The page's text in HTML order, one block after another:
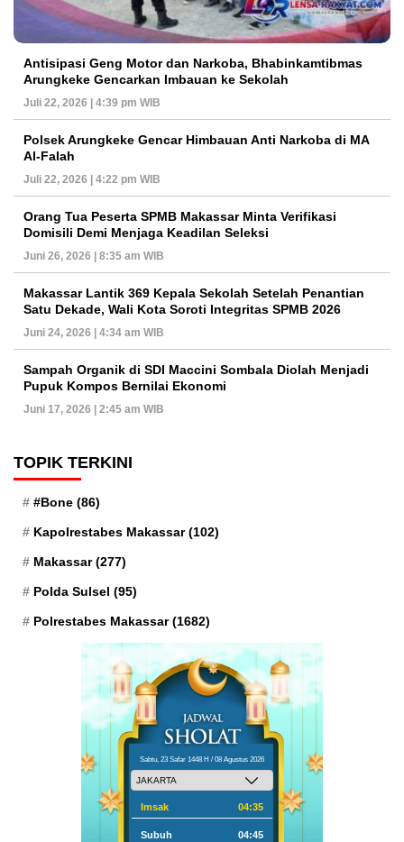
Antisipasi Geng Motor dan Narkoba, Bhabinkamtibmas
Arungkeke Gencarkan Imbauan ke Sekolah
Juli 22, 2026 | 4:39 pm WIB
Polsek Arungkeke Gencar Himbauan Anti Narkoba di MA
Al-Falah
Juli 22, 2026 | 4:22 pm WIB
Orang Tua Peserta SPMB Makassar Minta Verifikasi
Domisili Demi Menjaga Keadilan Seleksi
Juni 26, 2026 | 8:35 am WIB
Makassar Lantik 369 Kepala Sekolah Setelah Penantian
Satu Dekade, Wali Kota Soroti Integritas SPMB 2026
Juni 24, 2026 | 4:34 am WIB
Sampah Organik di SDI Maccini Sombala Diolah Menjadi
Pupuk Kompos Bernilai Ekonomi
Juni 17, 2026 | 2:45 am WIB
TOPIK TERKINI
#Bone (86)
Kapolrestabes Makassar(102)
Makassar(277)
Polda Sulsel (95)
Polrestabes Makassar(1682)
Sabtu, 23 Safar 1448 H / 08 Agustus 2026
Imsak 04:35
Subuh 04:45